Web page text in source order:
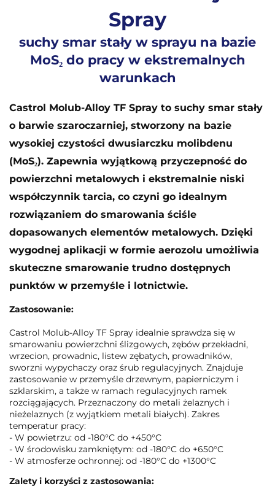
Spray
suchy smar stały w sprayu na bazie
MoS₂ do pracy w ekstremalnych
warunkach
Castrol Molub-Alloy TF Spray to suchy smar stały
o barwie szaroczarniej, stworzony na bazie
wysokiej czystości dwusiarczku molibdenu
(MoS₂). Zapewnia wyjątkową przyczepność do
powierzchni metalowych i ekstremalnie niski
współczynnik tarcia, co czyni go idealnym
rozwiązaniem do smarowania ściśle
dopasowanych elementów metalowych. Dzięki
wygodnej aplikacji w formie aerozolu umożliwia
skuteczne smarowanie trudno dostępnych
punktów w przemyśle i lotnictwie.
Zastosowanie:
Castrol Molub-Alloy TF Spray idealnie sprawdza się w
smarowaniu powierzchni ślizgowych, zębów przekładni,
wrzecion, prowadnic, listew zębatych, prowadników,
sworzni wypychaczy oraz śrub regulacyjnych. Znajduje
zastosowanie w przemyśle drzewnym, papierniczym i
szklarskim, a także w ramach regulacyjnych ramek
rozciągających. Przeznaczony do metali żelaznych i
nieżelaznych (z wyjątkiem metali białych). Zakres
temperatur pracy:
- W powietrzu: od -180°C do +450°C
- W środowisku zamkniętym: od -180°C do +650°C
- W atmosferze ochronnej: od -180°C do +1300°C
Zalety i korzyści z zastosowania: